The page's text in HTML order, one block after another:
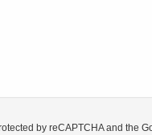
by reCAPTCHA and the